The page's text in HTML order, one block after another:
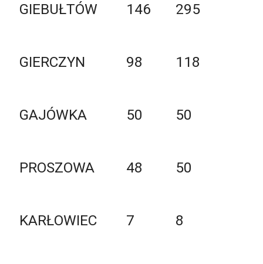
GIEBUŁTÓW 146 295
GIERCZYN 98 118
GAJÓWKA 50 50
PROSZOWA 48 50
KARŁOWIEC 7 8